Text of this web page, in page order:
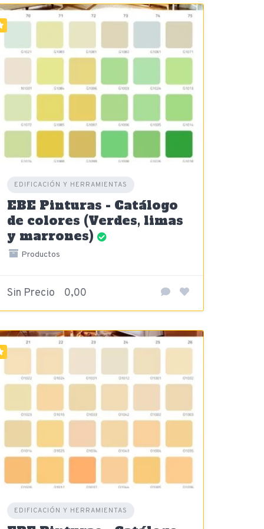
EDIFICACIÓN Y HERRAMIENTAS
EBE Pinturas - Catálogo
de colores (Verdes, limas
y marrones)
Productos
Sin Precio 0,00
EDIFICACIÓN Y HERRAMIENTAS